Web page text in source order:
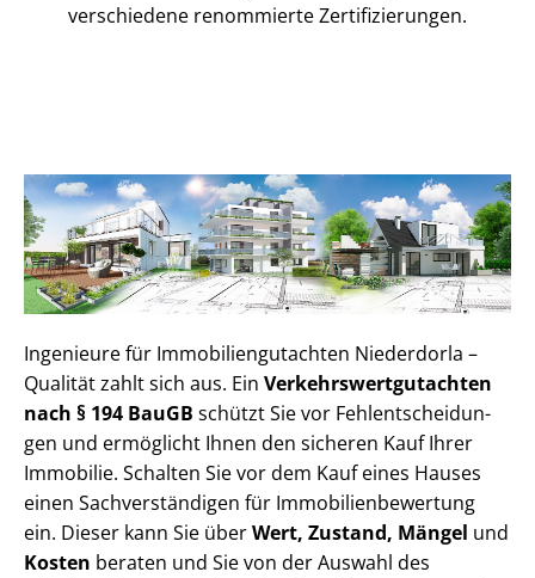
verschiedene renommierte Zer­ti­fi­zie­run­gen.
Ingenieure für Im­mo­bi­li­en­gut­ach­ten Niederdorla –
Qualität zahlt sich aus. Ein Ver­kehrs­wert­gut­ach­ten
nach § 194 BauGB schützt Sie vor Fehl­ent­schei­dun­
gen und ermöglicht Ihnen den sicheren Kauf Ihrer
Immobilie. Schalten Sie vor dem Kauf eines Hauses
einen Sach­ver­stän­di­gen für Im­mo­bi­li­en­be­wer­tung
ein. Dieser kann Sie überWert, Zustand, Mängel und
Kosten beraten und Sie von der Auswahl des